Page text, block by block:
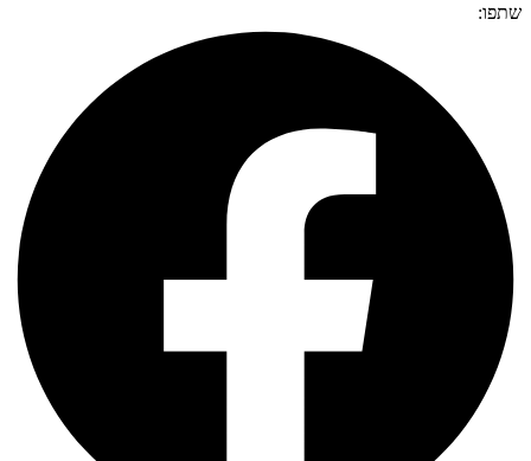
שתפו: